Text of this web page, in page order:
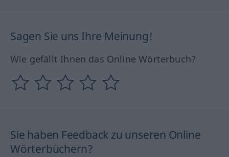
Sagen Sie uns Ihre Meinung!
Wie gefällt Ihnen das Online Wörterbuch?
Sie haben Feedback zu unseren Online
Wörterbüchern?